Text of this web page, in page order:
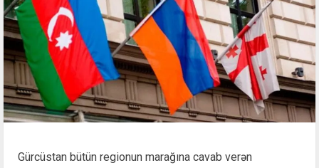
Gürcüstan bütün regionun marağına cavab verən